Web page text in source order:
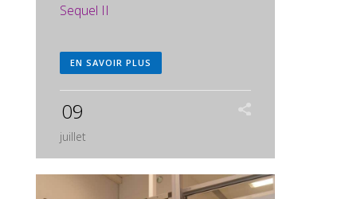
Sequel II
EN SAVOIR PLUS
09
juillet